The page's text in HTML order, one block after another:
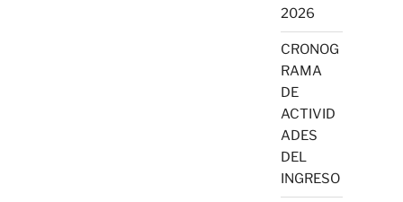
2026
CRONOG
RAMA
DE
ACTIVID
ADES
DEL
INGRESO